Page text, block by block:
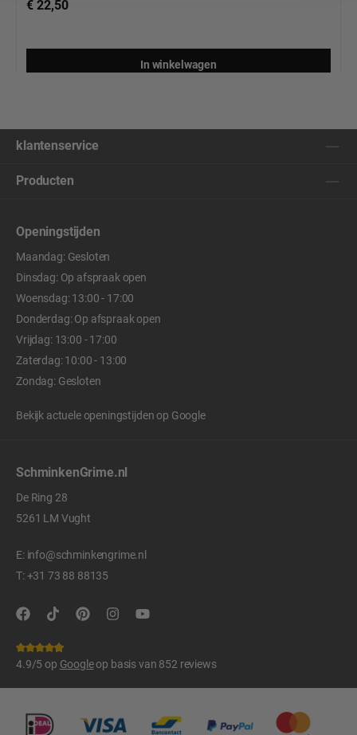
€ 22,50
In winkelwagen
klantenservice
Producten
Openingstijden
Maandag: Gesloten
Dinsdag: Op afspraak open
Woensdag: 13:00 - 17:00
Donderdag: Op afspraak open
Vrijdag: 13:00 - 17:00
Zaterdag: 10:00 - 13:00
Zondag: Gesloten
Bekijk actuele openingstijden op Google
SchminkenGrime.nl
De Ring 28
5261 LM Vught
E: info@schminkengrime.nl
T:+31 73 88 88135
4.9/5 op Googleop basis van 852 reviews